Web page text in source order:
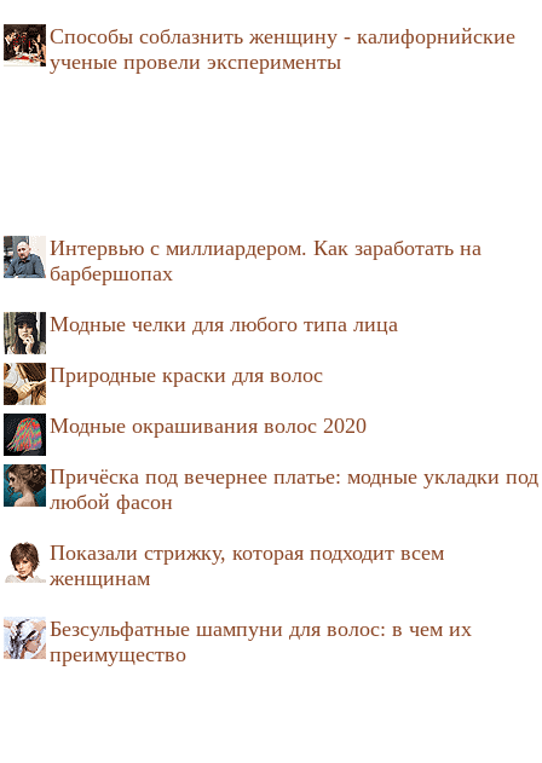
Способы соблазнить женщину - калифорнийские
ученые провели эксперименты
Интервью с миллиардером. Как заработать на
барбершопах
Модные челки для любого типа лица
Природные краски для волос
Модные окрашивания волос 2020
Причёска под вечернее платье: модные укладки под
любой фасон
Показали стрижку, которая подходит всем
женщинам
Безсульфатные шампуни для волос: в чем их
преимущество